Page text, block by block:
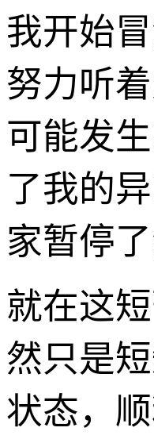
我开始
努力听
可能发
了我的
家暂停
就在这
然只是
状态，